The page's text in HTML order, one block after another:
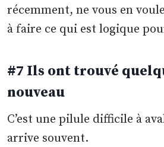
récemment, ne vous en
à faire ce qui est logique
#7 Ils ont trouvé
nouveau
C’est une pilule difficile à
arrive souvent.